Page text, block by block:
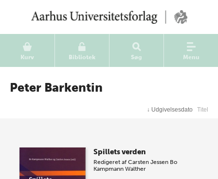
Kurv Bibliotek Søg Menu
Peter Barkentin
↓ Udgivelsesdato Titel
Spillets verden
Redigeret afCarsten Jessen Bo
Kampmann Walther